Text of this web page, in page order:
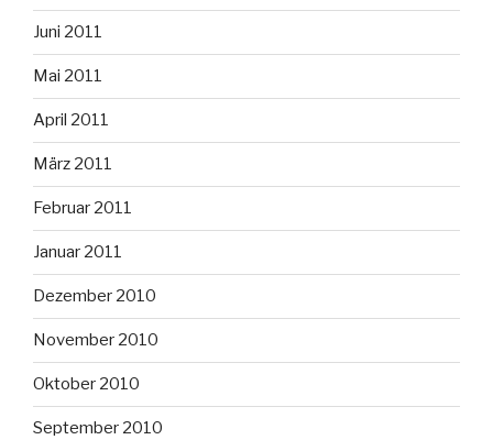
Juni 2011
Mai 2011
April 2011
März 2011
Februar 2011
Januar 2011
Dezember 2010
November 2010
Oktober 2010
September 2010